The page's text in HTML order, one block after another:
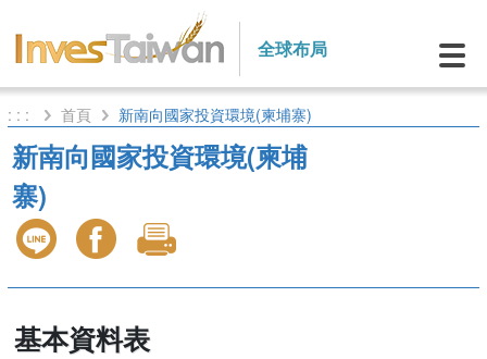
全球布局
: : : 首頁 新南向國家投資環境(柬埔寨)
新南向國家投資環境(柬埔
寨)
基本資料表